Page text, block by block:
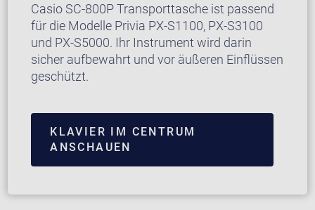
Casio SC-800P Transporttasche ist passend
für die Modelle Privia PX-S1100, PX-S3100
und PX-S5000. Ihr Instrument wird darin
sicher aufbewahrt und vor äußeren Einflüssen
geschützt.
KLAVIER IM CENTRUM
ANSCHAUEN